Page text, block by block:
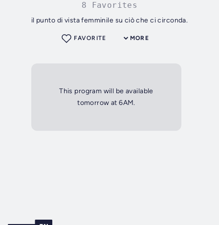
8 Favorites
il punto di vista femminile su ciò che ci circonda.
MORE
FAVORITE
This program will be available
tomorrow at 6AM.